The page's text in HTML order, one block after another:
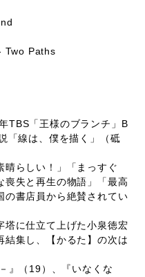
Paths
TBS「王様のブランチ」B
「線は、僕を描く」（砥
晴らしい！」「まっすぐ
喪失と再生の物語」「最高
の書店員から絶賛されてい
塔に仕立て上げた小泉徳宏
結集し、【かるた】の次は
』（19）、『いなくな